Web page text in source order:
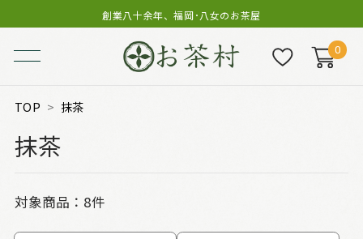
創業八十余年、福岡･八女のお茶屋
0
TOP 抹茶
抹茶
対象商品： 8件